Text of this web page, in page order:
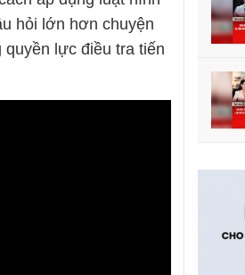
hỏi lớn hơn chuyện
lực điều tra tiến